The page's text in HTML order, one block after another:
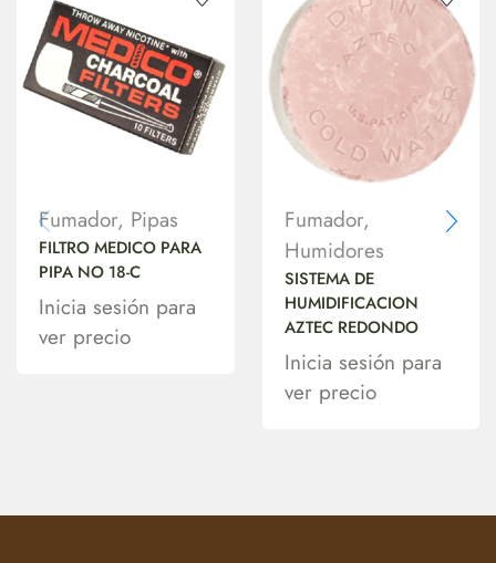
Fumador, Pipas
FILTRO MEDICO PARA
PIPA NO 18-C
Inicia sesión para
ver precio
Fumador,
Humidores
SISTEMA DE
HUMIDIFICACION
AZTEC REDONDO
Inicia sesión para
ver precio